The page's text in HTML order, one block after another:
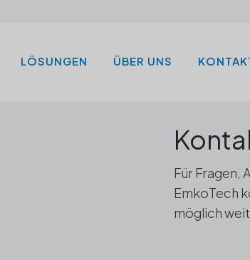
LÖSUNGEN ÜBER UNS
Für Fragen,
EmkoTech
möglich